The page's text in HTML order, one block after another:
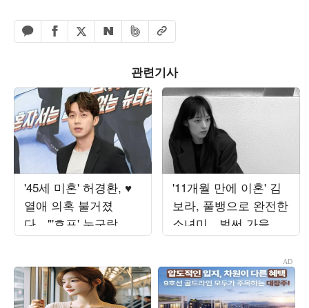
카카오톡 공유하기
페이스북 공유하기
엑스 공유하기
네이버 공유하기
밴드 공유하기
URL복사
관련기사
'45세 미혼' 허경환, ♥
열애 의혹 불거졌
다…"'호프' 누구랑 봤
는지 들은 게 있어" 추
'11개월 만에 이혼' 김
보라, 풀뱅으로 완전한
소녀미…벌써 가을 준
비 들어갔나